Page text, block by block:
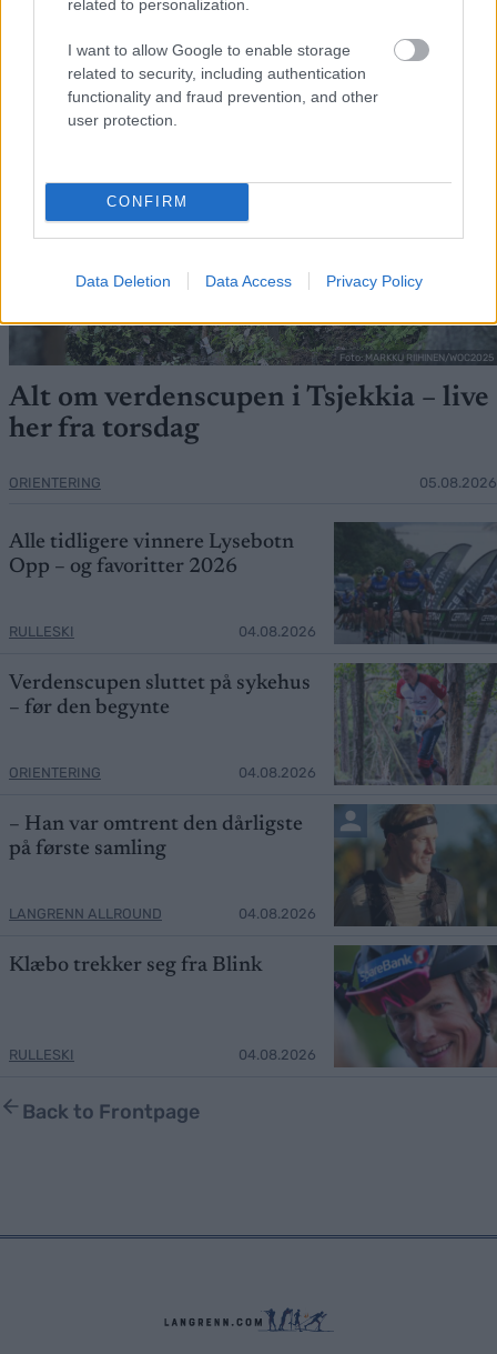
related to personalization.
I want to allow Google to enable storage
related to security, including authentication
functionality and fraud prevention, and other
user protection.
CONFIRM
Data Deletion Data Access Privacy Policy
FLERE ARTIKLER
Foto: MARKKU RIIHINEN/WOC2025
Alt om verdenscupen i Tsjekkia – live
her fra torsdag
ORIENTERING 05.08.2026
Alle tidligere vinnere Lysebotn
Opp – og favoritter 2026
RULLESKI 04.08.2026
Verdenscupen sluttet på sykehus
– før den begynte
ORIENTERING 04.08.2026
– Han var omtrent den dårligste
på første samling
LANGRENN ALLROUND 04.08.2026
Klæbo trekker seg fra Blink
RULLESKI 04.08.2026
Back to Frontpage